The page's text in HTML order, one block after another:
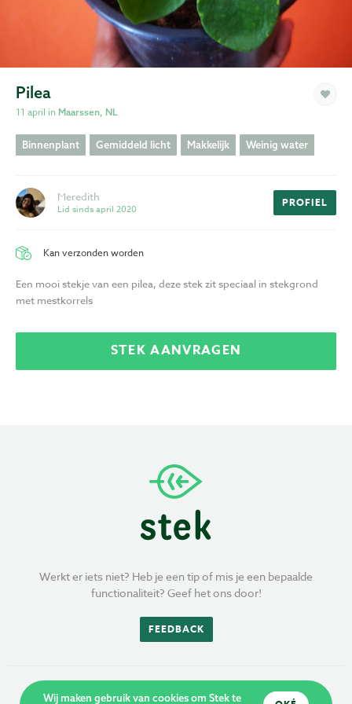
Voorwaarden
Pilea
11 april in Maarssen, NL
Binnenplant Gemiddeld licht Makkelijk Weinig water
Meredith
Lid sinds april 2020
PROFIEL
Kan verzonden worden
Een mooi stekje van een pilea, deze stek zit speciaal in stekgrond
met mestkorrels
STEK AANVRAGEN
Werkt er iets niet? Heb je een tip of mis je een bepaalde
functionaliteit? Geef het ons door!
FEEDBACK
Wij maken gebruik van cookies om Stek te